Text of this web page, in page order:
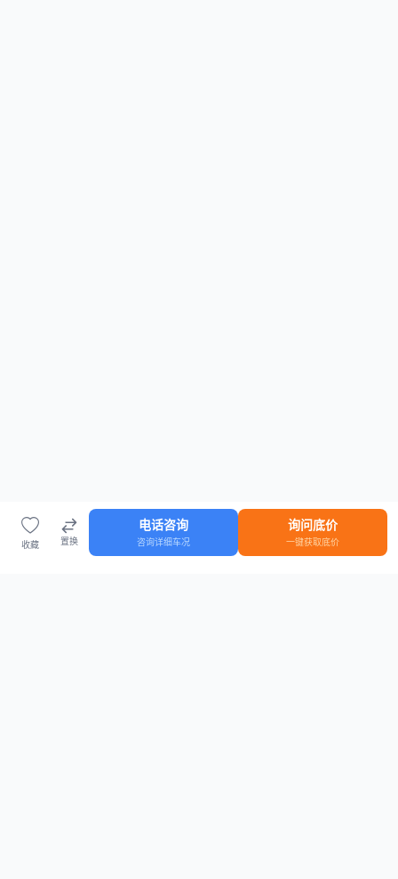
收藏 置换
电话咨询
咨询详细车况
询问底价
一键获取底价
车源 知识 登录